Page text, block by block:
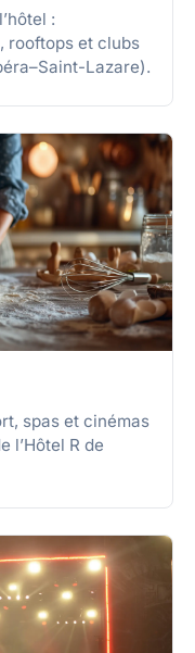
:
rooftops et clubs
Lazare).
spas et cinémas
l’Hôtel R de